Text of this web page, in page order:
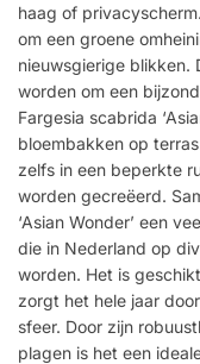
haag of
om een ​​groene
nieuwsgierige blikken.
worden om een
Fargesia scabrida
bloembakken op
zelfs in een beperkte
worden gecreëerd.
‘Asian Wonder’ een
die in Nederland op
worden. Het is
zorgt het hele jaar
sfeer. Door zijn
plagen is het een